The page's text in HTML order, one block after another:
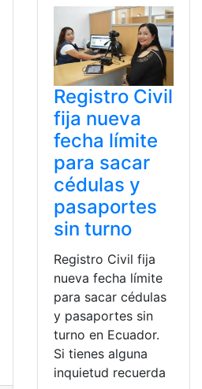
Registro Civil
fija nueva
fecha límite
para sacar
cédulas y
pasaportes
sin turno
Registro Civil fija
nueva fecha límite
para sacar cédulas
y pasaportes sin
turno en Ecuador.
Si tienes alguna
inquietud recuerda